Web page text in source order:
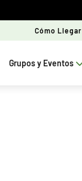
Cómo Llegar
Grupos y Eventos